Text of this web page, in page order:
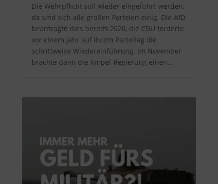
Die Wehrpflicht soll wieder eingeführt werden,
da sind sich alle großen Parteien einig. Die AfD
beantragte dies bereits 2020, die CDU forderte
vor einem Jahr auf ihrem Parteitag die
schrittweise Wiedereinführung. Im November
brachte dann die Ampel-Regierung einen...